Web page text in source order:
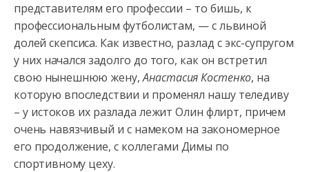
представителям его профессии – то бишь, к
профессиональным футболистам, — с львиной
долей скепсиса. Как известно, разлад с экс-супругом
у них начался задолго до того, как он встретил
свою нынешнюю жену,Анастасия Костенко, на
которую впоследствии и променял нашу теледиву
– у истоков их разлада лежит Олин флирт, причем
очень навязчивый и с намеком на закономерное
его продолжение, с коллегами Димы по
спортивному цеху.